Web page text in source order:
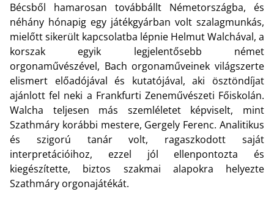
Bécsből hamarosan továbbállt Németországba, és
néhány hónapig egy játékgyárban volt szalagmunkás,
mielőtt sikerült kapcsolatba lépnie Helmut Walchával, a
korszak egyik legjelentősebb német
orgonaművészével, Bach orgonaműveinek világszerte
elismert előadójával és kutatójával, aki ösztöndíjat
ajánlott fel neki a Frankfurti Zeneművészeti Főiskolán.
Walcha teljesen más szemléletet képviselt, mint
Szathmáry korábbi mestere, Gergely Ferenc. Analitikus
és szigorú tanár volt, ragaszkodott saját
interpretációihoz, ezzel jól ellenpontozta és
kiegészítette, biztos szakmai alapokra helyezte
Szathmáry orgonajátékát.